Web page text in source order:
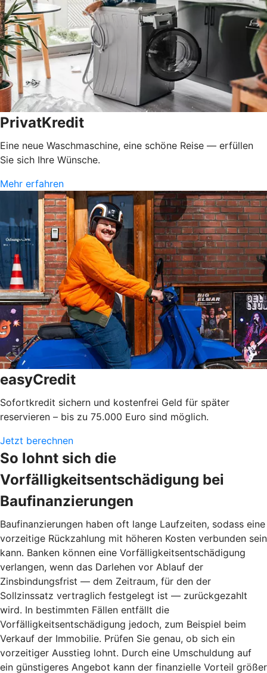
PrivatKredit
Eine neue Waschmaschine, eine schöne Reise — erfüllen
Sie sich Ihre Wünsche.
Mehr erfahren
easyCredit
Sofortkredit sichern und kostenfrei Geld für später
reservieren – bis zu 75.000 Euro sind möglich.
Jetzt berechnen
So lohnt sich die
Vorfälligkeitsentschädigung bei
Baufinanzierungen
Baufinanzierungen haben oft lange Laufzeiten, sodass eine
vorzeitige Rückzahlung mit höheren Kosten verbunden sein
kann. Banken können eine Vorfälligkeitsentschädigung
verlangen, wenn das Darlehen vor Ablauf der
Zinsbindungsfrist — dem Zeitraum, für den der
Sollzinssatz vertraglich festgelegt ist — zurückgezahlt
wird. In bestimmten Fällen entfällt die
Vorfälligkeitsentschädigung jedoch, zum Beispiel beim
Verkauf der Immobilie. Prüfen Sie genau, ob sich ein
vorzeitiger Ausstieg lohnt. Durch eine Umschuldung auf
ein günstigeres Angebot kann der finanzielle Vorteil größer